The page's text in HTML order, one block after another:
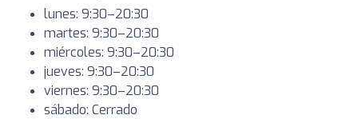
lunes: 9:30–20:30
martes: 9:30–20:30
miércoles: 9:30–20:30
jueves: 9:30–20:30
viernes: 9:30–20:30
sábado: Cerrado